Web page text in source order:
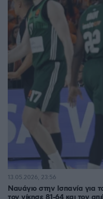
Ναυάγιο στην Ισπανία για
13.05.2026, 23:56